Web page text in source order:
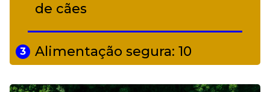
de cães
3
Alimentação segura: 10